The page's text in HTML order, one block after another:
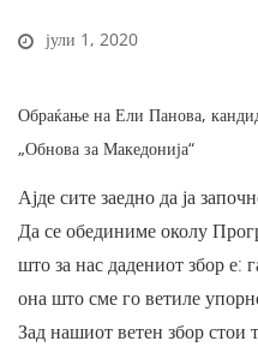
јули 1, 2020
Обраќање на Ели Панова,
„Обнова за Македонија“
Ајде сите заедно да ја
Да се обединиме околу
што за нас дадениот збор е:
она што сме го ветиле
Зад нашиот ветен збор